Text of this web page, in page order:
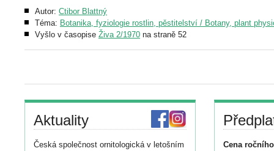
Autor: Ctibor Blattný
Téma: Botanika, fyziologie rostlin, pěstitelství / Botany, plant
Vyšlo v časopise Živa 2/1970 na straně 52
Aktuality
Česká společnost ornitologická v letošním
Cena